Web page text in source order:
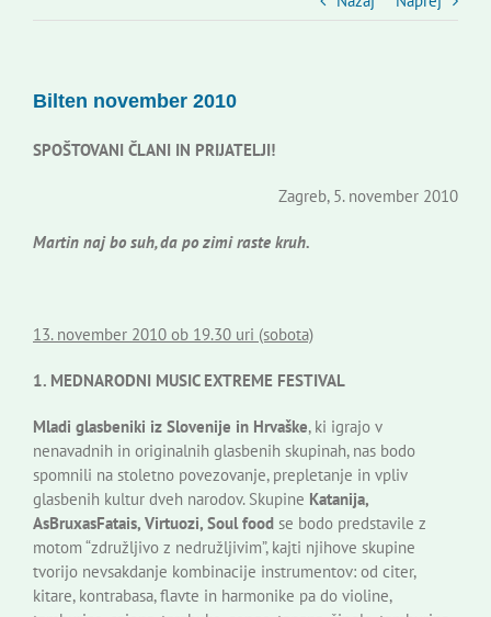
Kontakti
Bilten november 2010
SPOŠTOVANI ČLANI IN PRIJATELJI!
Zagreb, 5. november 2010
Martin naj bo suh, da po zimi raste kruh.
13. november 2010 ob 19.30 uri (sobota)
1. MEDNARODNI MUSIC EXTREME FESTIVAL
Mladi glasbeniki iz Slovenije in Hrvaške, ki igrajo v
nenavadnih in originalnih glasbenih skupinah, nas bodo
spomnili na stoletno povezovanje, prepletanje in vpliv
glasbenih kultur dveh narodov. Skupine Katanija,
AsBruxasFatais, Virtuozi, Soul food se bodo predstavile z
motom “združljivo z nedružljivim”, kajti njihove skupine
tvorijo nevsakdanje kombinacije instrumentov: od citer,
kitare, kontrabasa, flavte in harmonike pa do violine,